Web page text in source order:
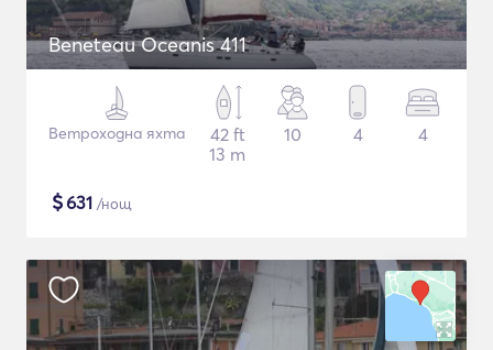
Beneteau Oceanis 411
Ветроходна яхта
42 ft
13 m
10 4 4
$631 /нощ